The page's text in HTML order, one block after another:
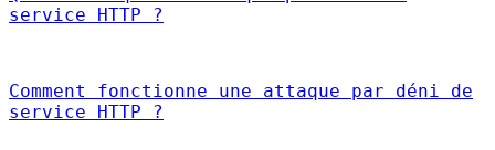
service HTTP ?
Comment fonctionne une attaque par déni de
service HTTP ?